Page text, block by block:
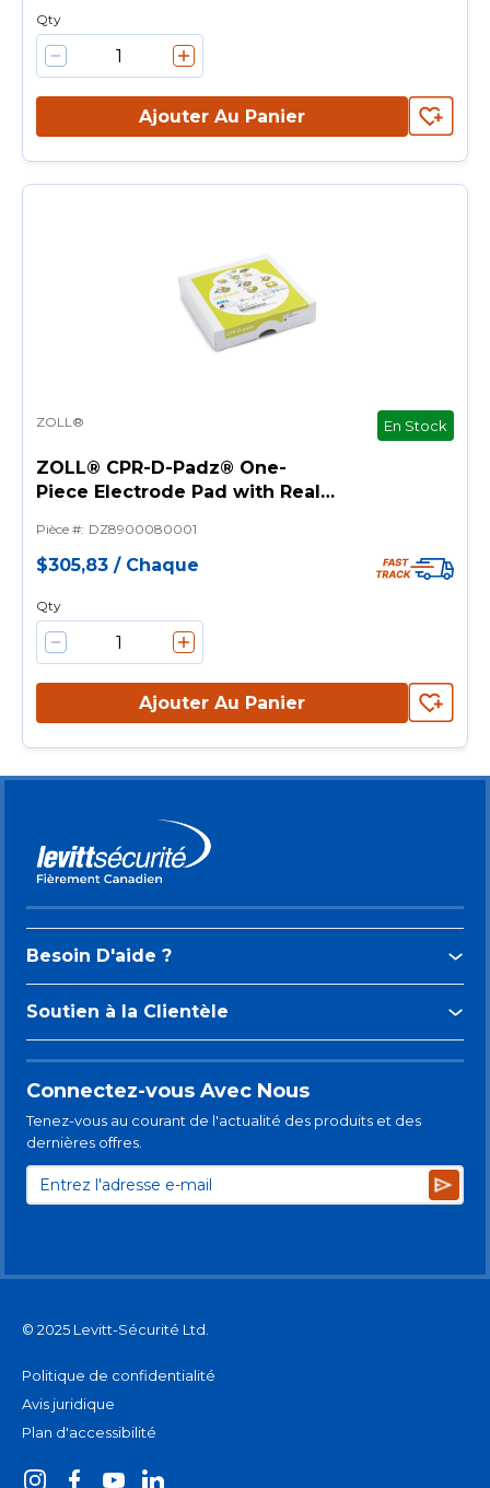
Qty
Ajouter Au Panier
ZOLL® En Stock
ZOLL® CPR-D-Padz® One-
Piece Electrode Pad with Real
Pièce #: DZ8900080001
$305,83 / Chaque
Qty
Ajouter Au Panier
Besoin D'aide ?
Soutien à la Clientèle
Connectez-vous Avec Nous
Tenez-vous au courant de l'actualité des produits et des
dernières offres.
© 2025 Levitt-Sécurité Ltd.
Politique de confidentialité
Avis juridique
Plan d'accessibilité